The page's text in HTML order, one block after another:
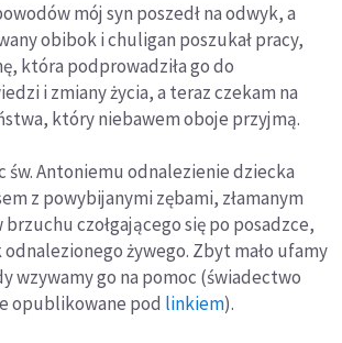
mój syn poszedł na odwyk, a
obibok i chuligan poszukał pracy,
która podprowadziła go do
i zmiany życia, a teraz czekam na
który niebawem oboje przyjmą.
św. Antoniemu odnalezienie dziecka
z powybijanymi zębami, złamanym
brzuchu czołgającego się po posadzce,
żywego. Zbyt mało ufamy
wzywamy go na pomoc (świadectwo
opublikowane pod linkiem).